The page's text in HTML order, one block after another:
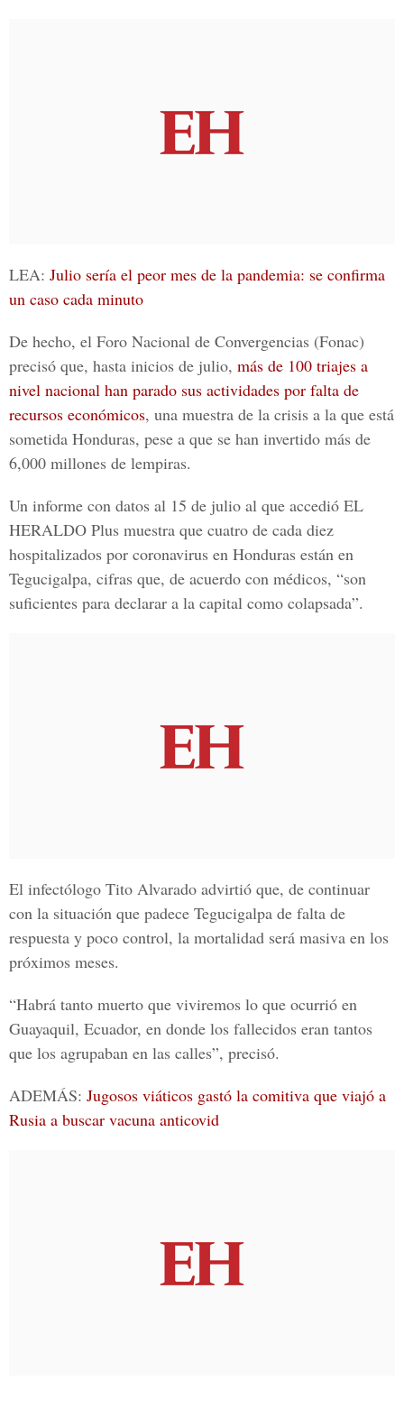
LEA: Julio sería el peor mes de la pandemia: se confirma
un caso cada minuto
De hecho, el Foro Nacional de Convergencias (Fonac)
precisó que, hasta inicios de julio, más de 100 triajes a
nivel nacional han parado sus actividades por falta de
recursos económicos, una muestra de la crisis a la que está
sometida Honduras, pese a que se han invertido más de
6,000 millones de lempiras.
Un informe con datos al 15 de julio al que accedió EL
HERALDO Plus muestra que cuatro de cada diez
hospitalizados por coronavirus en Honduras están en
Tegucigalpa, cifras que, de acuerdo con médicos, “son
suficientes para declarar a la capital como colapsada”.
El infectólogo Tito Alvarado advirtió que, de continuar
con la situación que padece Tegucigalpa de falta de
respuesta y poco control, la mortalidad será masiva en los
próximos meses.
“Habrá tanto muerto que viviremos lo que ocurrió en
Guayaquil, Ecuador, en donde los fallecidos eran tantos
que los agrupaban en las calles”, precisó.
ADEMÁS: Jugosos viáticos gastó la comitiva que viajó a
Rusia a buscar vacuna anticovid